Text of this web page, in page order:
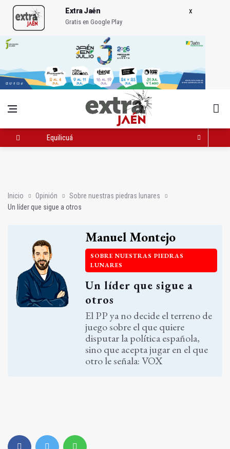
Extra Jaén
Gratis en Google Play
Equilicuá
Inicio Opinión
Sobre nuestras piedras lunares
Un líder que sigue a otros
Manuel Montejo
SOBRE NUESTRAS PIEDRAS
LUNARES
Un líder que sigue a
otros
El PP ya no decide el terreno de
juego sobre el que quiere
disputar la política española,
sino que acepta jugar en el que
otro le señala: VOX